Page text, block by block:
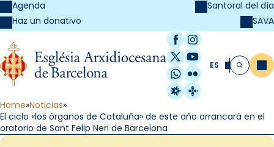
Agenda
Haz un donativo
Santoral del día
SAVA
Facebook
Instagram
X / Twitter
YouTube
WhatsApp
Flickr
Radio Estel
Catalunya
ES Buscar
Home Noticias
El ciclo «los órganos de Cataluña» de este año arrancará en el
oratorio de Sant Felip Neri de Barcelona